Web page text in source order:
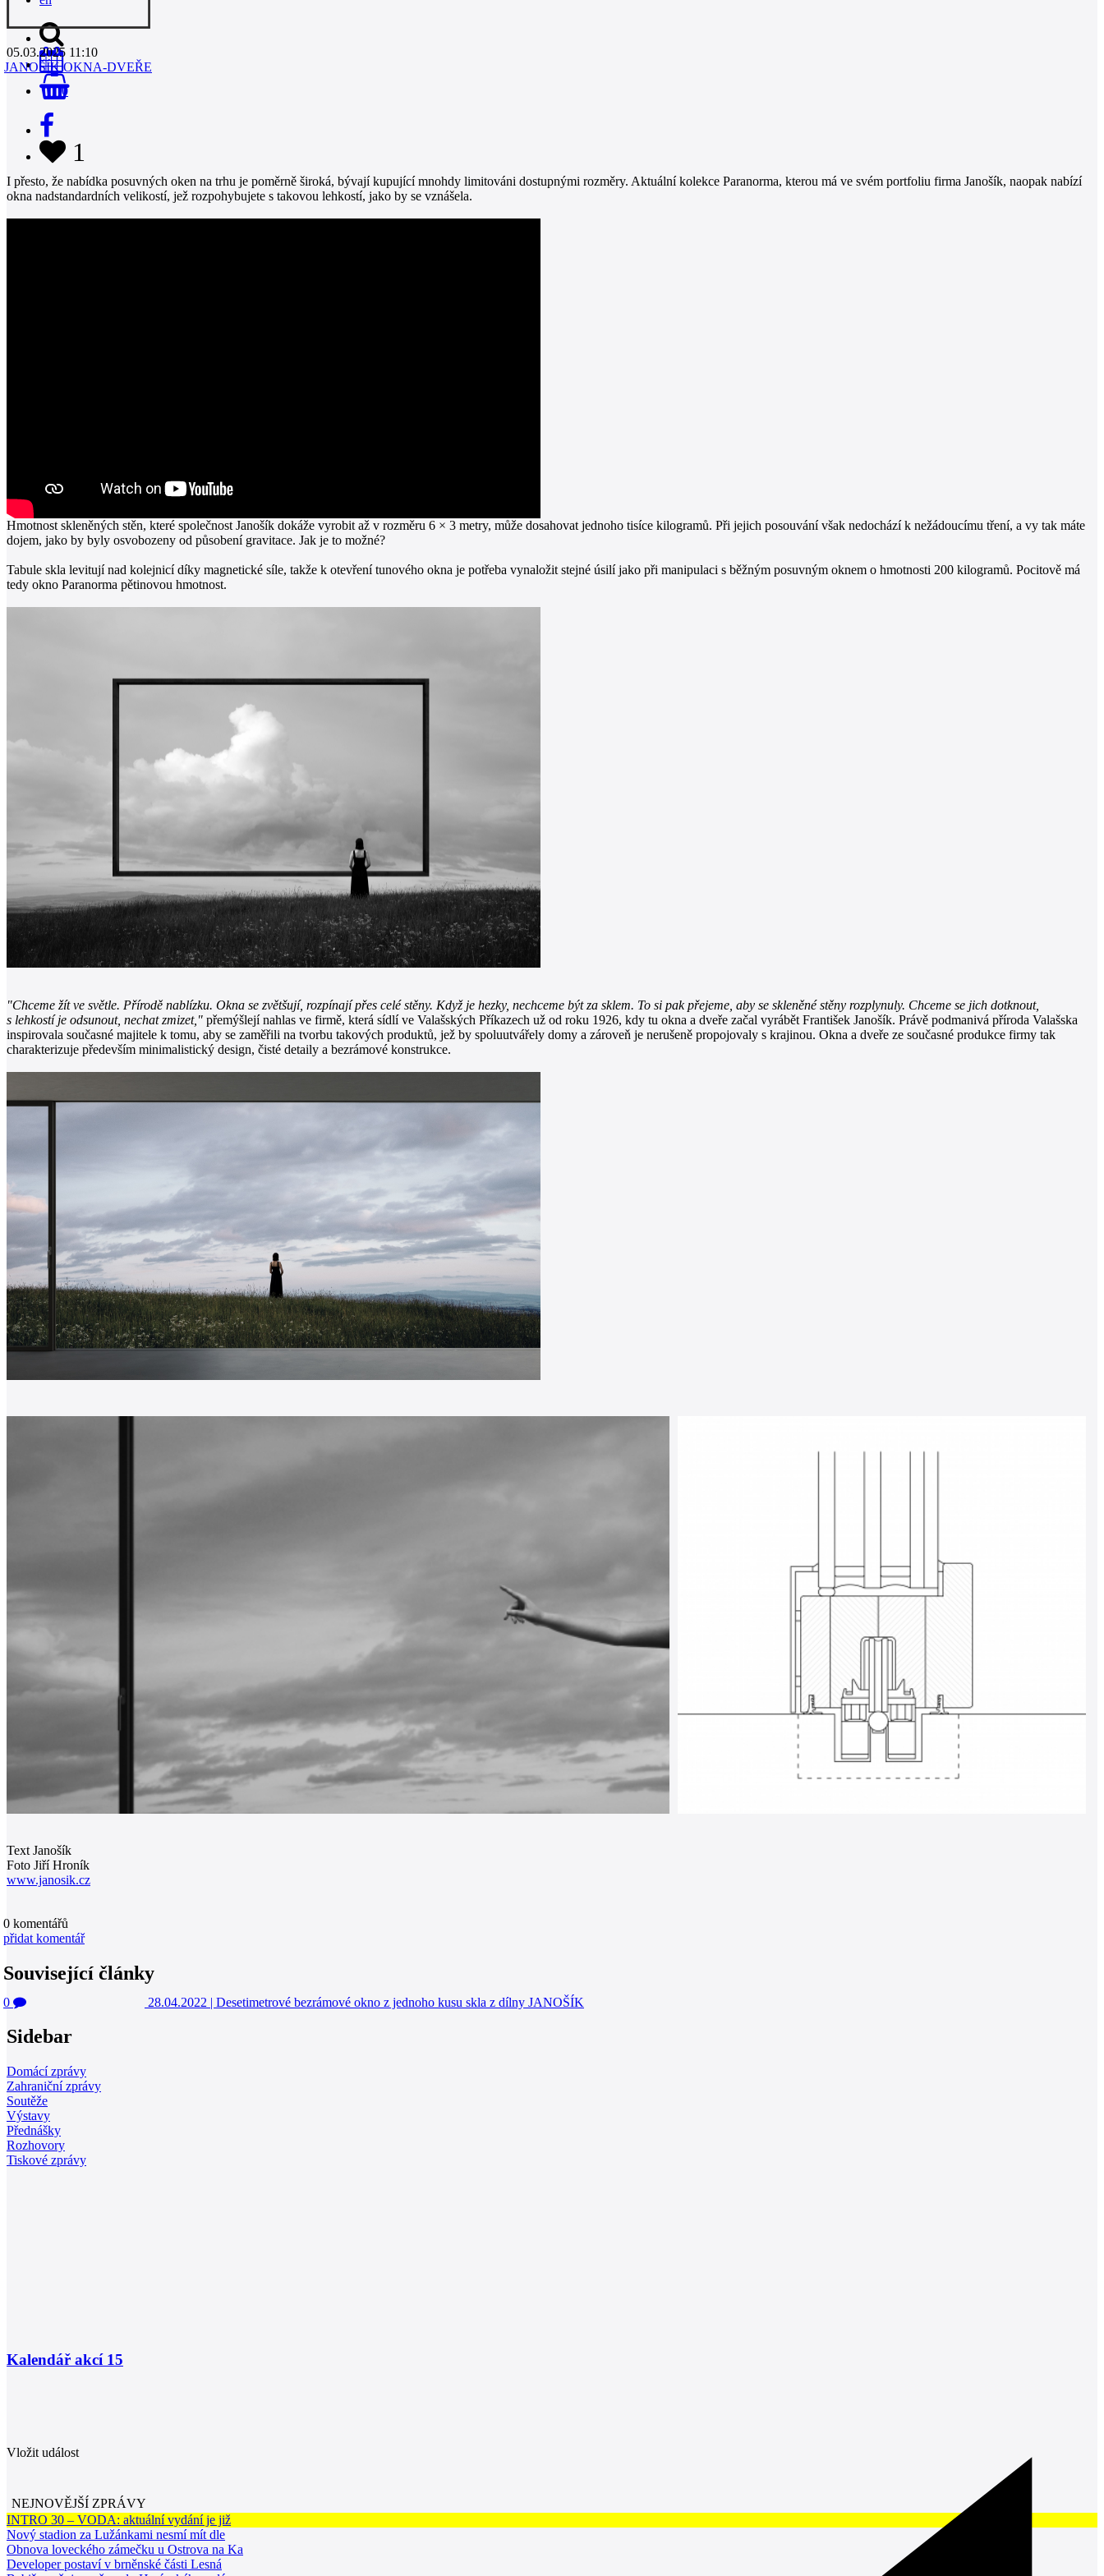
0
05.03.2025 11:10
JANOŠÍK OKNA-DVEŘE
1
I přesto, že nabídka posuvných oken na trhu je poměrně široká, bývají kupující mnohdy limitováni dostupnými rozměry. Aktuální kolekce Paranorma, kterou má ve svém portfoliu firma Janošík, naopak nabízí
okna nadstandardních velikostí, jež rozpohybujete s takovou lehkostí, jako by se vznášela.
Hmotnost skleněných stěn, které společnost Janošík dokáže vyrobit až v rozměru 6 × 3 metry, může dosahovat jednoho tisíce kilogramů. Při jejich posouvání však nedochází k nežádoucímu tření, a vy tak máte
dojem, jako by byly osvobozeny od působení gravitace. Jak je to možné?
Tabule skla levitují nad kolejnicí díky magnetické síle, takže k otevření tunového okna je potřeba vynaložit stejné úsilí jako při manipulaci s běžným posuvným oknem o hmotnosti 200 kilogramů. Pocitově má
tedy okno Paranorma pětinovou hmotnost.
"Chceme žít ve světle. Přírodě nablízku. Okna se zvětšují, rozpínají přes celé stěny. Když je hezky, nechceme být za sklem. To si pak přejeme, aby se skleněné stěny rozplynuly. Chceme se jich dotknout,
s lehkostí je odsunout, nechat zmizet," přemýšlejí nahlas ve firmě, která sídlí ve Valašských Příkazech už od roku 1926, kdy tu okna a dveře začal vyrábět František Janošík. Právě podmanivá příroda Valašska
inspirovala současné majitele k tomu, aby se zaměřili na tvorbu takových produktů, jež by spoluutvářely domy a zároveň je nerušeně propojovaly s krajinou. Okna a dveře ze současné produkce firmy tak
charakterizuje především minimalistický design, čisté detaily a bezrámové konstrukce.
Text Janošík
Foto Jiří Hroník
www.janosik.cz
0 komentářů
přidat komentář
Související články
0 28.04.2022 | Desetimetrové bezrámové okno z jednoho kusu skla z dílny JANOŠÍK
Sidebar
Domácí zprávy
Zahraniční zprávy
Soutěže
Výstavy
Přednášky
Rozhovory
Tiskové zprávy
Kalendář akcí 15
Vložit událost
NEJNOVĚJŠÍ ZPRÁVY
INTRO 30 – VODA: aktuální vydání je již
Nový stadion za Lužánkami nesmí mít dle
Obnova loveckého zámečku u Ostrova na Ka
Developer postaví v brněnské části Lesná